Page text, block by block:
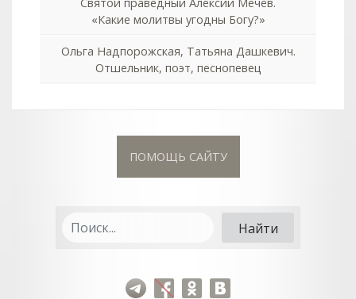
«Какие молитвы угодны Богу?»
Ольга Надпорожская, Татьяна Дашкевич.
Отшельник, поэт, песнопевец
ПОМОЩЬ САЙТУ